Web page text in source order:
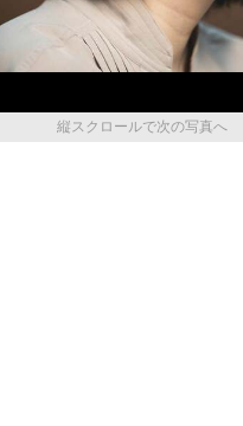
縦スクロールで次の写真へ